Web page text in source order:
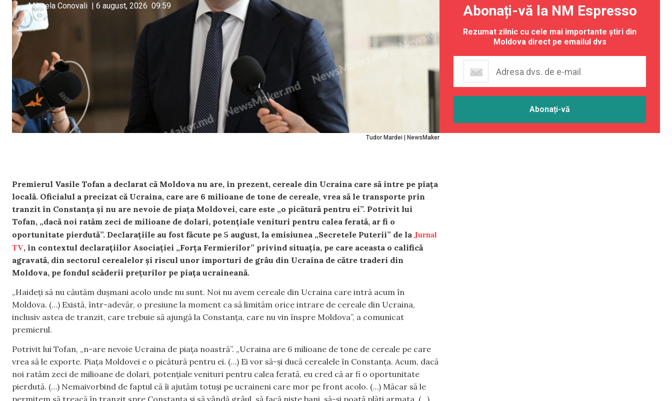
Tudor Mardei | NewsMaker
Mihaela Conovali | 6 august, 2026 09:59
Premierul Vasile Tofan a declarat că Moldova nu are, în prezent, cereale din Ucraina care să intre pe piața
locală. Oficialul a precizat că Ucraina, care are 6 milioane de tone de cereale, vrea să le transporte prin
tranzit în Constanța și nu are nevoie de piața Moldovei, care este „o picătură pentru ei”. Potrivit lui
Tofan, „dacă noi ratăm zeci de milioane de dolari, potențiale venituri pentru calea ferată, ar fi o
oportunitate pierdută”. Declarațiile au fost făcute pe 5 august, la emisiunea „Secretele Puterii” de la Jurnal
TV, în contextul declarațiilor Asociației „Forța Fermierilor” privind situația, pe care aceasta o califică
agravată, din sectorul cerealelor și riscul unor importuri de grâu din Ucraina de către traderi din
Moldova, pe fondul scăderii prețurilor pe piața ucraineană.
„Haideți să nu căutăm dușmani acolo unde nu sunt. Noi nu avem cereale din Ucraina care intră acum în
Moldova. (…) Există, într-adevăr, o presiune la moment ca să limităm orice intrare de cereale din Ucraina,
inclusiv astea de tranzit, care trebuie să ajungă la Constanța, care nu vin înspre Moldova”, a comunicat
premierul.
Potrivit lui Tofan, „n-are nevoie Ucraina de piața noastră”. „Ucraina are 6 milioane de tone de cereale pe care
vrea să le exporte. Piața Moldovei e o picătură pentru ei. (…) Ei vor să-și ducă cerealele în Constanța. Acum, dacă
noi ratăm zeci de milioane de dolari, potențiale venituri pentru calea ferată, eu cred că ar fi o oportunitate
pierdută. (…) Nemaivorbind de faptul că îi ajutăm totuși pe ucraineni care mor pe front acolo. (…) Măcar să le
Abonați-vă la NM Espresso
Rezumat zilnic cu cele mai importante știri din
Moldova direct pe emailul dvs